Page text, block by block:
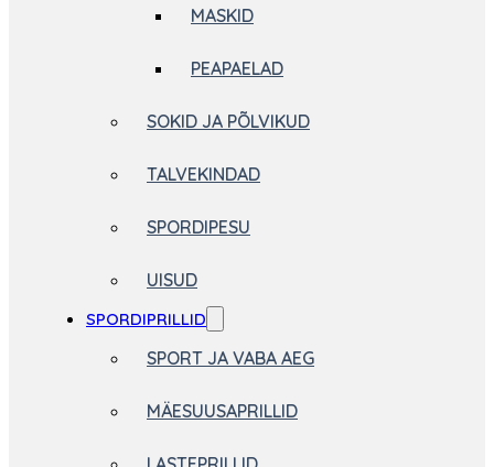
MASKID
PEAPAELAD
SOKID JA PÕLVIKUD
TALVEKINDAD
SPORDIPESU
UISUD
SPORDIPRILLID
SPORT JA VABA AEG
MÄESUUSAPRILLID